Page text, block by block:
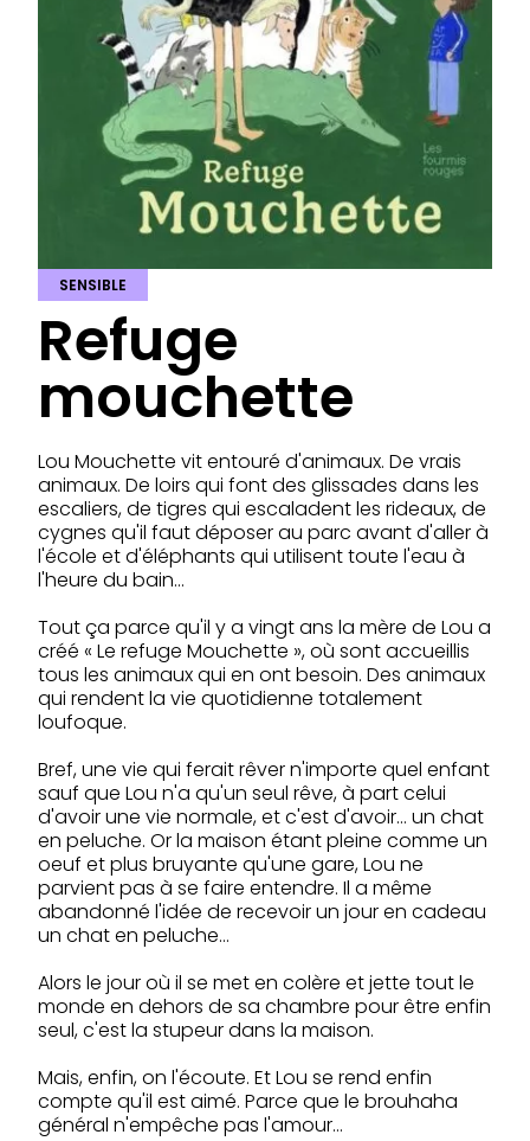
SENSIBLE
Refuge
mouchette
Lou Mouchette vit entouré d'animaux. De vrais
animaux. De loirs qui font des glissades dans les
escaliers, de tigres qui escaladent les rideaux, de
cygnes qu'il faut déposer au parc avant d'aller à
l'école et d'éléphants qui utilisent toute l'eau à
l'heure du bain…
Tout ça parce qu'il y a vingt ans la mère de Lou a
créé « Le refuge Mouchette », où sont accueillis
tous les animaux qui en ont besoin. Des animaux
qui rendent la vie quotidienne totalement
loufoque.
Bref, une vie qui ferait rêver n'importe quel enfant
sauf que Lou n'a qu'un seul rêve, à part celui
d'avoir une vie normale, et c'est d'avoir… un chat
en peluche. Or la maison étant pleine comme un
oeuf et plus bruyante qu'une gare, Lou ne
parvient pas à se faire entendre. Il a même
abandonné l'idée de recevoir un jour en cadeau
un chat en peluche…
Alors le jour où il se met en colère et jette tout le
monde en dehors de sa chambre pour être enfin
seul, c'est la stupeur dans la maison.
Mais, enfin, on l'écoute. Et Lou se rend enfin
compte qu'il est aimé. Parce que le brouhaha
général n'empêche pas l'amour…